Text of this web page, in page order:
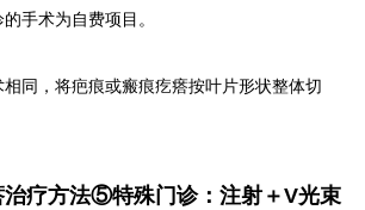
手术为自费项目。
同，将疤痕或瘢痕疙瘩按叶片形状整体切
治疗方法⑤特殊门诊：注射＋V光束